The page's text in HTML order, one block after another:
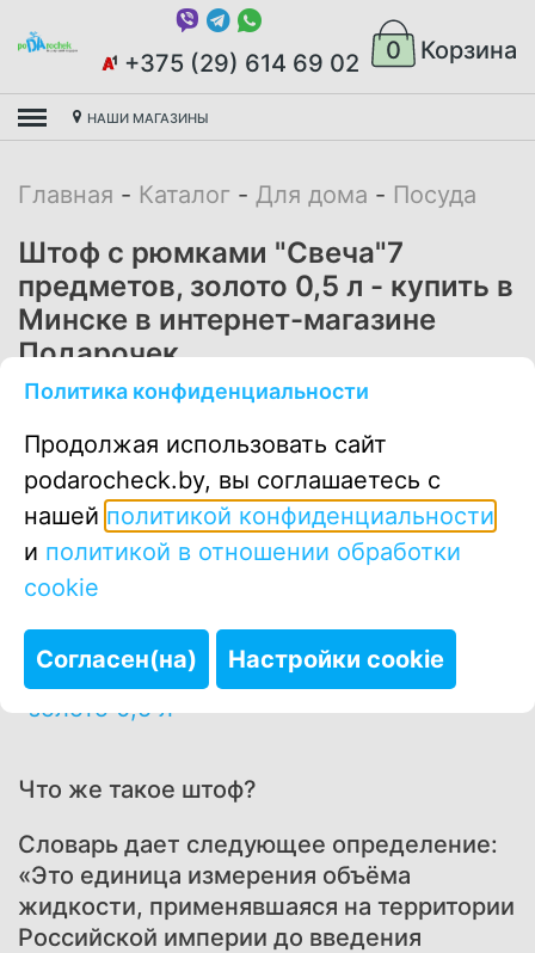
+375 (29) 614 69 02 0 Корзина
НАШИ МАГАЗИНЫ
Главная Каталог Для дома Посуда
Штоф с рюмками "Свеча"7
предметов, золото 0,5 л - купить в
Минске в интернет-магазине
Подарочек.
В корзину
Купить в один клик
Что же такое штоф?
Словарь дает следующее определение:
«Это единица измерения объёма
жидкости, применявшаяся на территории
Российской империи до введения
Политика конфиденциальности
Продолжая использовать сайт
podarocheck.by, вы соглашаетесь с
нашей политикой конфиденциальности
и политикой в отношении обработки
cookie
Согласен(на) Настройки cookie